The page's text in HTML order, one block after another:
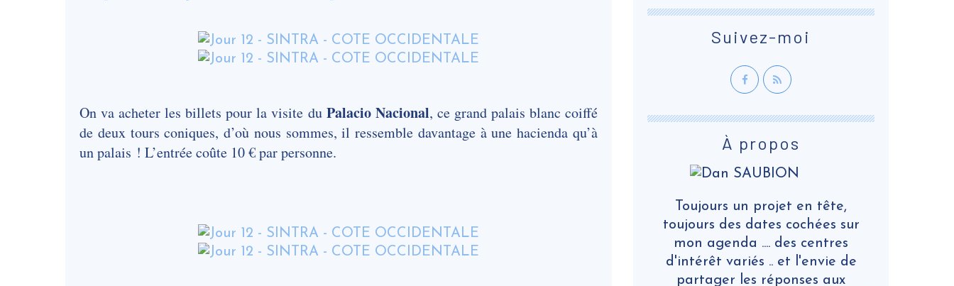
On va acheter les billets pour la visite du Palacio Nacional, ce grand palais blanc coiffé
de deux tours coniques, d’où nous sommes, il ressemble davantage à une hacienda qu’à
un palais ! L’entrée coûte 10 € par personne.
Suivez-moi
À propos
Toujours un projet en tête,
toujours des dates cochées sur
mon agenda .... des centres
d'intérêt variés .. et l'envie de
partager les réponses aux